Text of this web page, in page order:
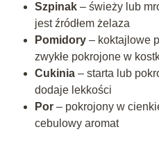
Szpinak– świeży lub
jest źródłem żelaza
Pomidory– koktajlowe
zwykłe pokrojone w
Cukinia– starta lub
dodaje lekkości
Por– pokrojony w
cebulowy aromat